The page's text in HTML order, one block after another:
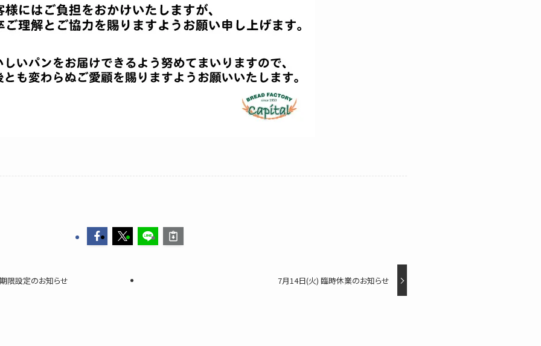
限設定のお知らせ 7月14日(火) 臨時休業のお知らせ